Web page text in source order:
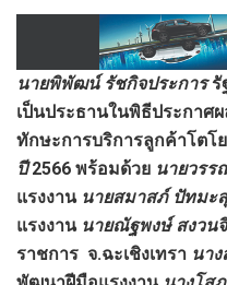
นายพิพัฒน์ รัชกิจประการรั
เป็นประธานในพิธีประกาศ
ทักษะการบริการลูกค้าโตโ
ปี2566 พร้อมด้วย นายวรร
แรงงานนายสมาสภ์ ปัทมะ
แรงงานนายณัฐพงษ์ สงวน
ราชการ จ.ฉะเชิงเทรา นาง